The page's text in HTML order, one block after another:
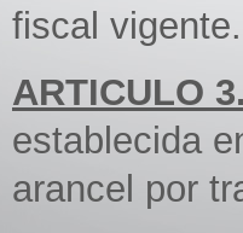
fiscal vigente.
ARTICULO
establecida
arancel por